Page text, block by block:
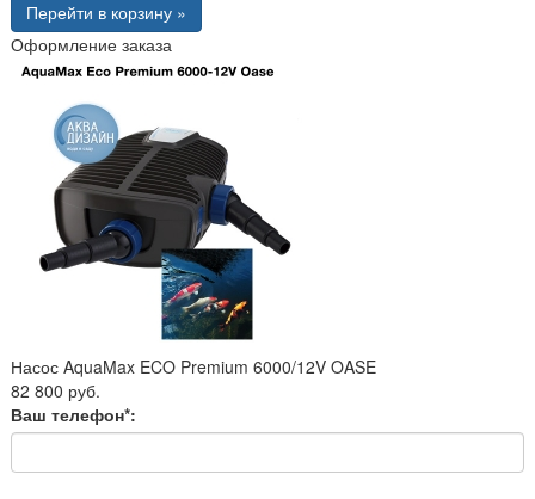
Перейти в корзину »
Оформление заказа
Насос AquaMax ECO Premium 6000/12V OASE
82 800 руб.
Ваш телефон*: